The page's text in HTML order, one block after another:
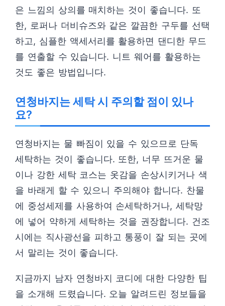
은 느낌의 상의를 매치하는 것이 좋습니다. 또
한, 로퍼나 더비슈즈와 같은 깔끔한 구두를 선택
하고, 심플한 액세서리를 활용하면 댄디한 무드
를 연출할 수 있습니다. 니트 웨어를 활용하는
것도 좋은 방법입니다.
연청바지는 세탁 시 주의할 점이 있나
요?
연청바지는 물 빠짐이 있을 수 있으므로 단독
세탁하는 것이 좋습니다. 또한, 너무 뜨거운 물
이나 강한 세탁 코스는 옷감을 손상시키거나 색
을 바래게 할 수 있으니 주의해야 합니다. 찬물
에 중성세제를 사용하여 손세탁하거나, 세탁망
에 넣어 약하게 세탁하는 것을 권장합니다. 건조
시에는 직사광선을 피하고 통풍이 잘 되는 곳에
서 말리는 것이 좋습니다.
지금까지 남자 연청바지 코디에 대한 다양한 팁
을 소개해 드렸습니다. 오늘 알려드린 정보들을